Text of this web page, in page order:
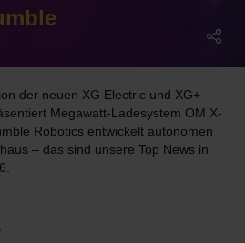
der neuen XG Electric und XG+
Megawatt-Ladesystem OM X-
Robotics entwickelt autonomen
– das sind unsere Top News in